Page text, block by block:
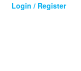
Login / Register